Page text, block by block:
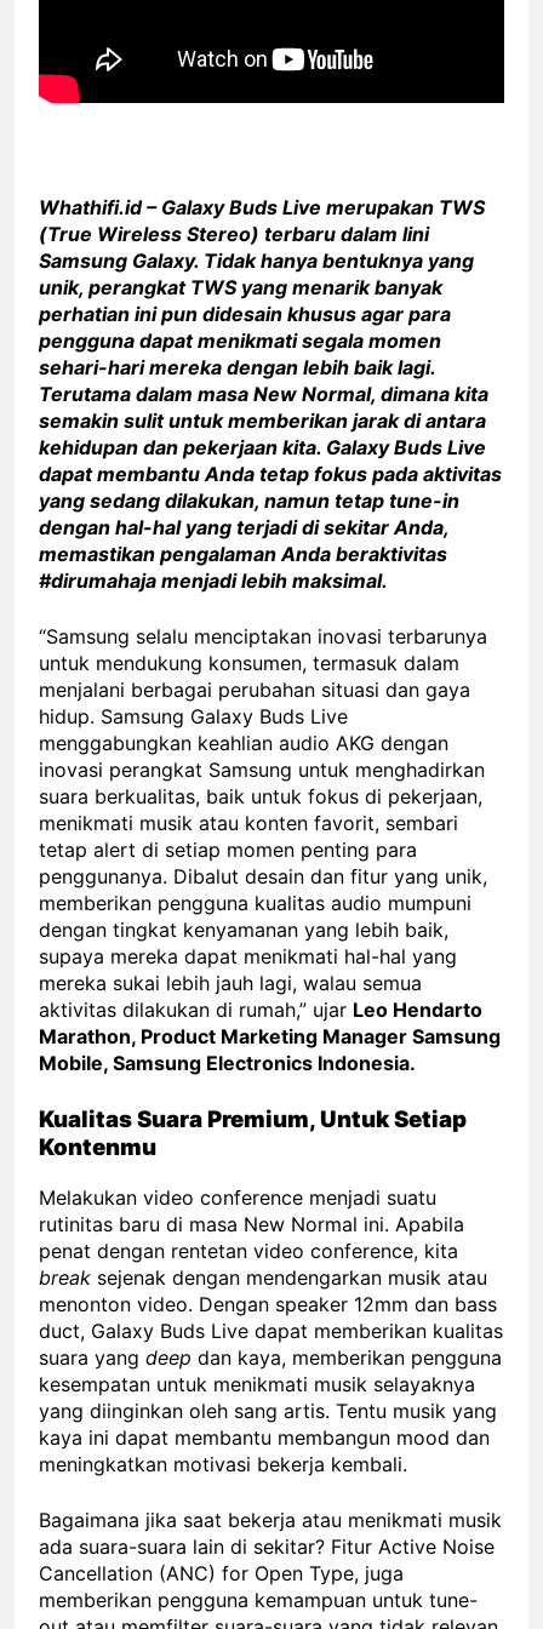
Whathifi.id – Galaxy Buds Live merupakan TWS
(True Wireless Stereo) terbaru dalam lini
Samsung Galaxy. Tidak hanya bentuknya yang
unik, perangkat TWS yang menarik banyak
perhatian ini pun didesain khusus agar para
pengguna dapat menikmati segala momen
sehari-hari mereka dengan lebih baik lagi.
Terutama dalam masa New Normal, dimana kita
semakin sulit untuk memberikan jarak di antara
kehidupan dan pekerjaan kita. Galaxy Buds Live
dapat membantu Anda tetap fokus pada aktivitas
yang sedang dilakukan, namun tetap tune-in
dengan hal-hal yang terjadi di sekitar Anda,
memastikan pengalaman Anda beraktivitas
#dirumahaja menjadi lebih maksimal.
“Samsung selalu menciptakan inovasi terbarunya
untuk mendukung konsumen, termasuk dalam
menjalani berbagai perubahan situasi dan gaya
hidup. Samsung Galaxy Buds Live
menggabungkan keahlian audio AKG dengan
inovasi perangkat Samsung untuk menghadirkan
suara berkualitas, baik untuk fokus di pekerjaan,
menikmati musik atau konten favorit, sembari
tetap alert di setiap momen penting para
penggunanya. Dibalut desain dan fitur yang unik,
memberikan pengguna kualitas audio mumpuni
dengan tingkat kenyamanan yang lebih baik,
supaya mereka dapat menikmati hal-hal yang
mereka sukai lebih jauh lagi, walau semua
aktivitas dilakukan di rumah,” ujar Leo Hendarto
Marathon, Product Marketing Manager Samsung
Mobile, Samsung Electronics Indonesia.
Kualitas Suara Premium, Untuk Setiap
Kontenmu
Melakukan video conference menjadi suatu
rutinitas baru di masa New Normal ini. Apabila
penat dengan rentetan video conference, kita
break sejenak dengan mendengarkan musik atau
menonton video. Dengan speaker 12mm dan bass
duct, Galaxy Buds Live dapat memberikan kualitas
suara yang deep dan kaya, memberikan pengguna
kesempatan untuk menikmati musik selayaknya
yang diinginkan oleh sang artis. Tentu musik yang
kaya ini dapat membantu membangun mood dan
meningkatkan motivasi bekerja kembali.
Bagaimana jika saat bekerja atau menikmati musik
ada suara-suara lain di sekitar? Fitur Active Noise
Cancellation (ANC) for Open Type, juga
memberikan pengguna kemampuan untuk tune-